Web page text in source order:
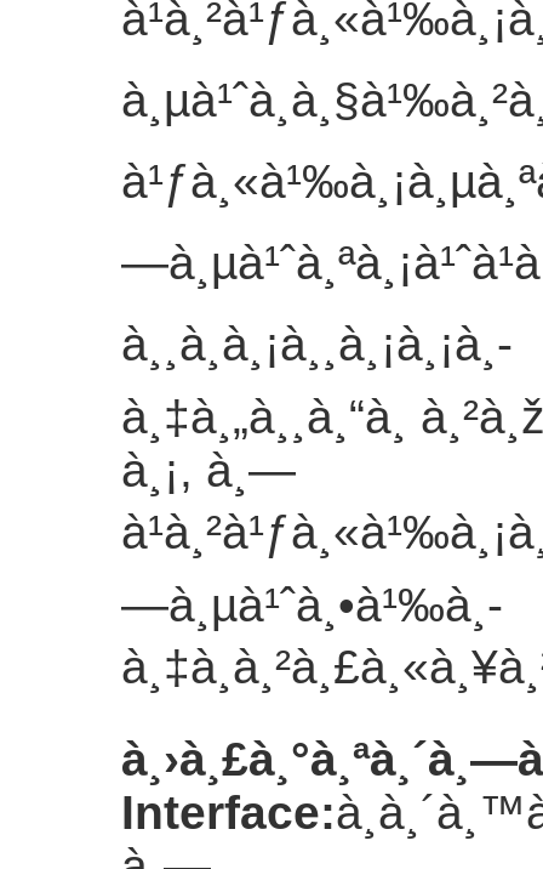
à¸¸à¸à¸¡à¸¸à¸¡à¸¡à¸­
à¸‡à¸„à¸¸à¸“à¸
à¸¡, à¸—
—à¸µà¹ˆà¸•à¹‰à¸­
Interface: